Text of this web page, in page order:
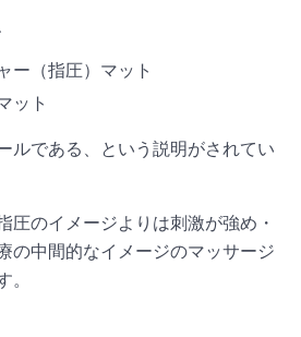
ー（指圧）マット
ット
ルである、という説明がされてい
圧のイメージよりは刺激が強め・
の中間的なイメージのマッサージ
。